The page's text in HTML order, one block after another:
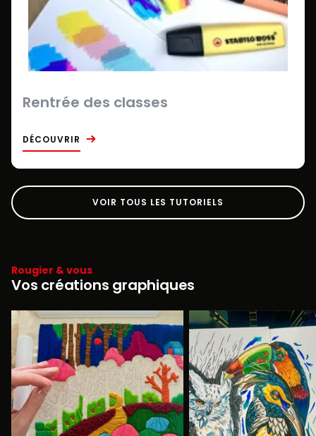
Rentrée des classes
DÉCOUVRIR
VOIR TOUS LES TUTORIELS
Rougier & vous
Vos créations graphiques